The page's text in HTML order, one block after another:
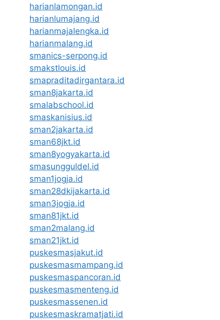
harianlamongan.id
harianlumajang.id
harianmajalengka.id
harianmalang.id
smanics-serpong.id
smakstlouis.id
smapraditadirgantara.id
sman8jakarta.id
smalabschool.id
smaskanisius.id
sman2jakarta.id
sman68jkt.id
sman8yogyakarta.id
smasungguldel.id
sman1jogja.id
sman28dkijakarta.id
sman3jogja.id
sman81jkt.id
sman2malang.id
sman21jkt.id
puskesmasjakut.id
puskesmasmampang.id
puskesmaspancoran.id
puskesmasmenteng.id
puskesmassenen.id
puskesmaskramatjati.id